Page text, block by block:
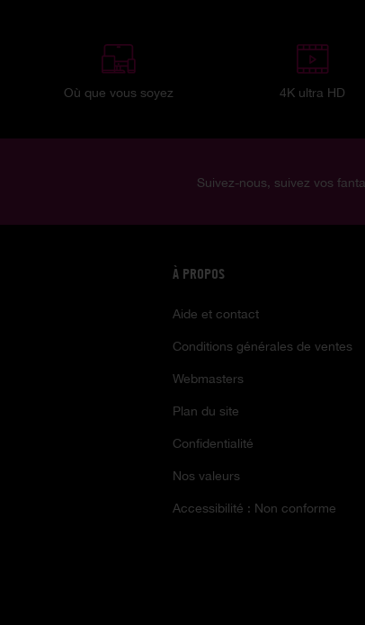
Où que vous soyez 4K ultra HD
Suivez-nous, suivez vos
À PROPOS
Aide et contact
Conditions générales de ventes
Webmasters
Plan du site
Confidentialité
Nos valeurs
Accessibilité : Non conforme